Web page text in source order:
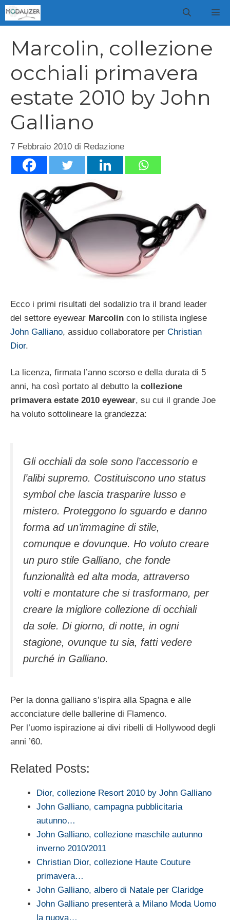
Vai
al
Marcolin, collezione
occhiali primavera
estate 2010 by John
Galliano
7 Febbraio 2010 di Redazione
Ecco i primi risultati del sodalizio tra il brand leader
del settore eyewear Marcolin con lo stilista inglese
John Galliano, assiduo collaboratore per Christian
Dior.
La licenza, firmata l’anno scorso e della durata di 5
anni, ha così portato al debutto la collezione
primavera estate 2010 eyewear, su cui il grande Joe
ha voluto sottolineare la grandezza:
Gli occhiali da sole sono l’accessorio e
l’alibi supremo. Costituiscono uno status
symbol che lascia trasparire lusso e
mistero. Proteggono lo sguardo e danno
forma ad un’immagine di stile,
comunque e dovunque. Ho voluto creare
un puro stile Galliano, che fonde
funzionalità ed alta moda, attraverso
volti e montature che si trasformano, per
creare la migliore collezione di occhiali
da sole. Di giorno, di notte, in ogni
stagione, ovunque tu sia, fatti vedere
purché in Galliano.
Per la donna galliano s’ispira alla Spagna e alle
acconciature delle ballerine di Flamenco.
Per l’uomo ispirazione ai divi ribelli di Hollywood degli
anni ’60.
Related Posts:
Dior, collezione Resort 2010 by John Galliano
John Galliano, campagna pubblicitaria
autunno…
John Galliano, collezione maschile autunno
inverno 2010/2011
Christian Dior, collezione Haute Couture
primavera…
John Galliano, albero di Natale per Claridge
John Galliano presenterà a Milano Moda Uomo
la nuova…